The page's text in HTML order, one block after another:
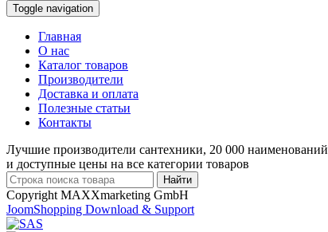
Toggle navigation
Главная
О нас
Каталог товаров
Производители
Доставка и оплата
Полезные статьи
Контакты
Лучшие производители сантехники, 20 000 наименований
и доступные цены на все категории товаров
Copyright MAXXmarketing GmbH
JoomShopping Download & Support